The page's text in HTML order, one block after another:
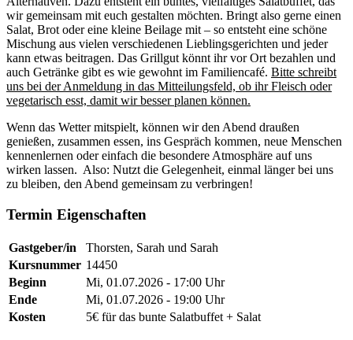
wir gemeinsam mit euch gestalten möchten. Bringt also gerne einen
Salat, Brot oder eine kleine Beilage mit – so entsteht eine schöne
Mischung aus vielen verschiedenen Lieblingsgerichten und jeder
kann etwas beitragen. Das Grillgut könnt ihr vor Ort bezahlen und
auch Getränke gibt es wie gewohnt im Familiencafé. Bitte schreibt
uns bei der Anmeldung in das Mitteilungsfeld, ob ihr Fleisch oder
vegetarisch esst, damit wir besser planen können.
Wenn das Wetter mitspielt, können wir den Abend draußen
genießen, zusammen essen, ins Gespräch kommen, neue Menschen
kennenlernen oder einfach die besondere Atmosphäre auf uns
wirken lassen. Also: Nutzt die Gelegenheit, einmal länger bei uns
zu bleiben, den Abend gemeinsam zu verbringen!
Termin Eigenschaften
Gastgeber/in
Thorsten, Sarah und Sarah
Kursnummer 14450
Beginn
Mi, 01.07.2026 - 17:00 Uhr
Ende
Mi, 01.07.2026 - 19:00 Uhr
Kosten
5€ für das bunte Salatbuffet + Salat